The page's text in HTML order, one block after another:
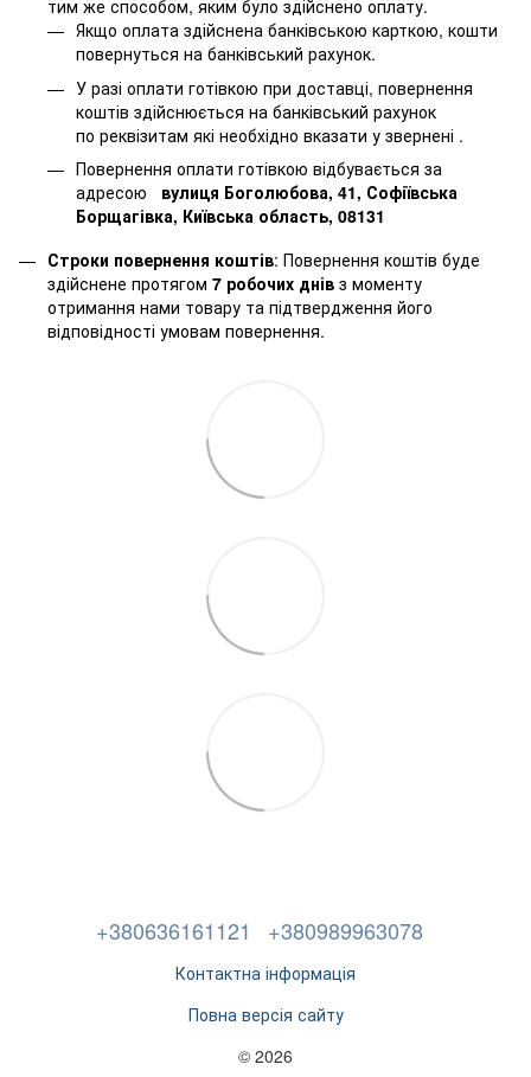
тим же способом, яким було здійснено оплату.
Якщо оплата здійснена банківською карткою, кошти
повернуться на банківський рахунок.
У разі оплати готівкою при доставці, повернення
коштів здійснюється на банківський рахунок
по реквізитам які необхідно вказати у звернені .
Повернення оплати готівкою відбувається за
адресою вулиця Боголюбова, 41, Софіївська
Борщагівка, Київська область, 08131
Строки повернення коштів: Повернення коштів буде
здійснене протягом 7 робочих днів з моменту
отримання нами товару та підтвердження його
відповідності умовам повернення.
+380636161121 +380989963078
Контактна інформація
Повна версія сайту
© 2026